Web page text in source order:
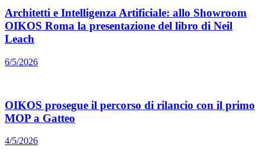
Architetti e Intelligenza Artificiale: allo Showroom
OIKOS Roma la presentazione del libro di Neil
Leach
6/5/2026
OIKOS prosegue il percorso di rilancio con il primo
MOP a Gatteo
4/5/2026